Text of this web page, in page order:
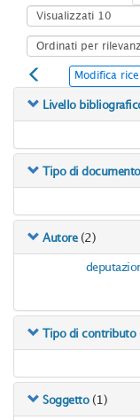
Modifica
Livello
Tipo di documento
Autore (2)
Tipo di contributo
Soggetto (1)